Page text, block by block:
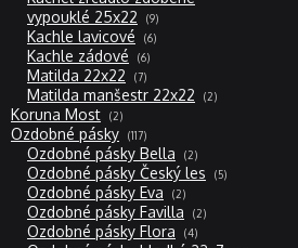
vypouklé 25x22
99
produktů
Kachle lavicové 66
produktů
Kachle zádové 66
produktů
Matilda 22x22 77
produktů
Matilda manšestr 22x22 22
produkty
Koruna Most 22
produkty
Ozdobné pásky 117117
produktů
Ozdobné pásky Bella 22
produkty
Ozdobné pásky Český les 55
produktů
Ozdobné pásky Eva 22
produkty
Ozdobné pásky Favilla 22
produkty
Ozdobné pásky Flora 44
produkty